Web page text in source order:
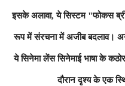
इसके अलावा, ये सिस्टम "फोकस
रूप में संरचना में अजीब बदलाव।
ये सिनेमा लेंस सिनेमाई भाषा के
दौरान दृश्य के एक